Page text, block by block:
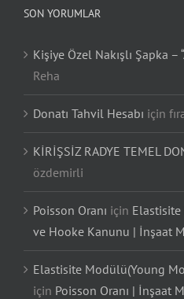
SON YORUMLAR
Kişiye Özel Nakışlı Şapka –
Reha
Donatı Tahvil Hesabı için
KİRİŞSİZ RADYE TEMEL
özdemirli
Poisson Oranı için
ve Hooke Kanunu | İnşaat
Elastisite Modülü(Young
için Poisson Oranı | İnşaat